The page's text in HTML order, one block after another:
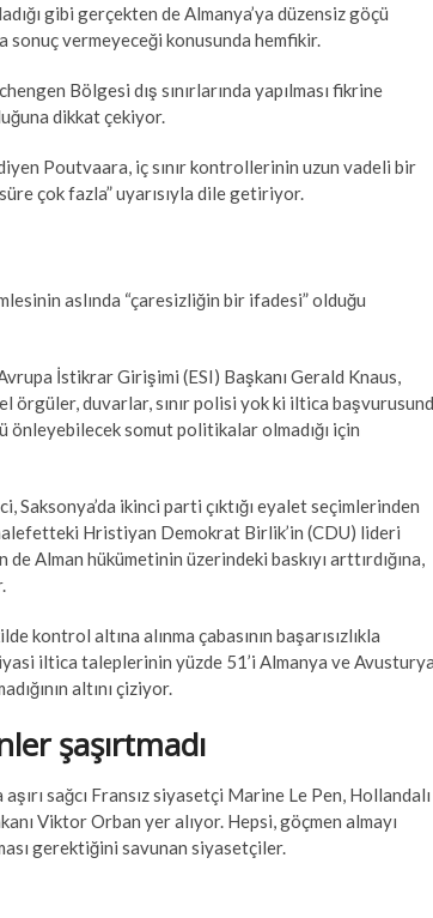
gibi gerçekten de Almanya’ya düzensiz göçü
sonuç vermeyeceği konusunda hemfikir.
Bölgesi dış sınırlarında yapılması fikrine
dikkat çekiyor.
Poutvaara, iç sınır kontrollerinin uzun vadeli bir
çok fazla” uyarısıyla dile getiriyor.
aslında “çaresizliğin bir ifadesi” olduğu
İstikrar Girişimi (ESI) Başkanı Gerald Knaus,
örgüler, duvarlar, sınır polisi yok ki iltica
önleyebilecek somut politikalar olmadığı için
Saksonya’da ikinci parti çıktığı eyalet seçimlerinden
Hristiyan Demokrat Birlik’in (CDU) lideri
hükümetinin üzerindeki baskıyı arttırdığına,
kontrol altına alınma çabasının başarısızlıkla
iltica taleplerinin yüzde 51’i Almanya ve
altını çiziyor.
şaşırtmadı
sağcı Fransız siyasetçi Marine Le Pen, Hollandalı
Viktor Orban yer alıyor. Hepsi, göçmen almayı
gerektiğini savunan siyasetçiler.